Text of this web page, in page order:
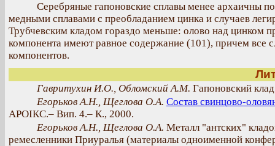
Серебряные гапоновские сплавы менее архаичны
медными сплавами с преобладанием цинка и случаев
Трубчевским кладом гораздо меньше: олово над цинком
компонента имеют равное содержание (101), причем все
компонентов.
Гавритухин И.О., Обломский А.М. Гапоновский
Егорьков А.Н., Щеглова О.А. Состав свинцово-
АРОIКС.– Вип. 4.– К., 2000.
Егорьков А.Н., Щеглова О.А. Металл "антских"
ремесленники Приуралья (материалы одноименной